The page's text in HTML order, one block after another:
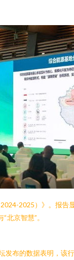
2025）》。报
北京智慧”。
布的数据表明，